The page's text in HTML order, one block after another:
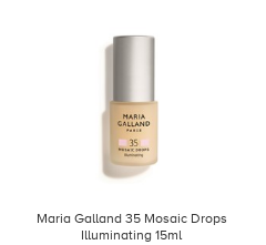
Maria Galland 35 Mosaic Drops
Illuminating 15ml